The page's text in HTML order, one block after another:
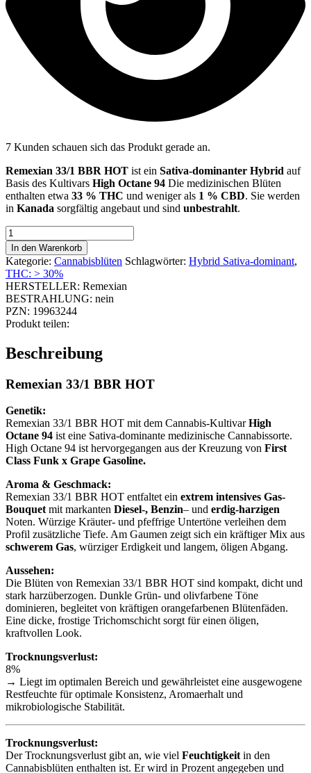
7 Kunden schauen sich das Produkt gerade an.
Remexian 33/1 BBR HOT ist ein Sativa-dominanter Hybrid auf
Basis des Kultivars High Octane 94 Die medizinischen Blüten
enthalten etwa 33 % THC und weniger als 1 % CBD. Sie werden
in Kanada sorgfältig angebaut und sind unbestrahlt.
Remexian
33/1
BBR
HOT
Menge
In den Warenkorb
Kategorie: Cannabisblüten Schlagwörter: Hybrid Sativa-dominant,
THC: > 30%
HERSTELLER: Remexian
BESTRAHLUNG: nein
PZN: 19963244
Produkt teilen:
Beschreibung
Remexian 33/1 BBR HOT
Genetik:
Remexian 33/1 BBR HOT mit dem Cannabis-KultivarHigh
Octane 94 ist eine Sativa-dominante medizinische Cannabissorte.
High Octane 94 ist hervorgegangen aus der Kreuzung von First
Class Funk x Grape Gasoline.
Aroma & Geschmack:
Remexian 33/1 BBR HOT entfaltet ein extrem intensives Gas-
Bouquetmit markanten Diesel-, Benzin– und erdig-harzigen
Noten. Würzige Kräuter- und pfeffrige Untertöne verleihen dem
Profil zusätzliche Tiefe. Am Gaumen zeigt sich ein kräftiger Mix aus
schwerem Gas, würziger Erdigkeit und langem, öligen Abgang.
Aussehen:
Die Blüten von Remexian 33/1 BBR HOT sind kompakt, dicht und
stark harzüberzogen. Dunkle Grün- und olivfarbene Töne
dominieren, begleitet von kräftigen orangefarbenen Blütenfäden.
Eine dicke, frostige Trichomschicht sorgt für einen öligen,
kraftvollen Look.
Trocknungsverlust:
8%
→ Liegt im optimalen Bereich und gewährleistet eine ausgewogene
Restfeuchte für optimale Konsistenz, Aromaerhalt und
mikrobiologische Stabilität.
Trocknungsverlust:
Der Trocknungsverlust gibt an, wie viel Feuchtigkeitin den
Cannabisblüten enthalten ist. Er wird in Prozent angegeben und